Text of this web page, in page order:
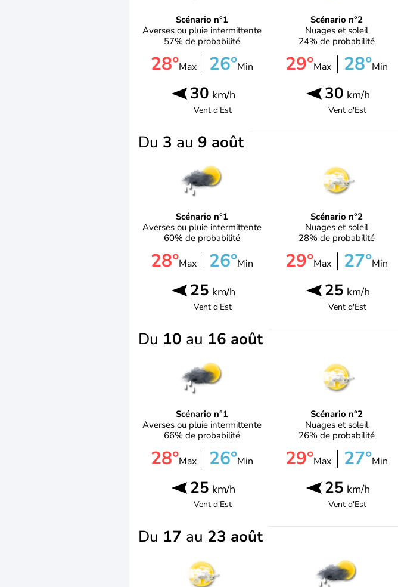
Scénario n°1
Averses ou pluie intermittente
57% de probabilité
28°Max 26°Min
30 km/h
Vent d'Est
Scénario n°2
Nuages et soleil
24% de probabilité
29°Max 28°Min
30 km/h
Vent d'Est
Du 3 au 9 août
Scénario n°1
Averses ou pluie intermittente
60% de probabilité
28°Max 26°Min
25 km/h
Vent d'Est
Scénario n°2
Nuages et soleil
28% de probabilité
29°Max 27°Min
25 km/h
Vent d'Est
Du 10 au 16 août
Scénario n°1
Averses ou pluie intermittente
66% de probabilité
28°Max 26°Min
25 km/h
Vent d'Est
Scénario n°2
Nuages et soleil
26% de probabilité
29°Max 27°Min
25 km/h
Vent d'Est
Du 17 au 23 août